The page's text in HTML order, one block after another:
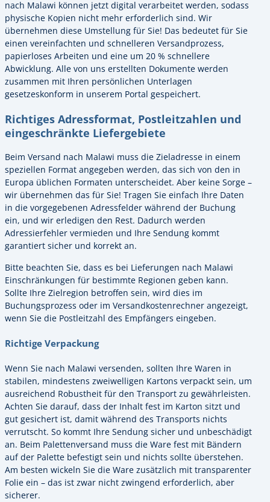
nach Malawi können jetzt digital verarbeitet werden, sodass
physische Kopien nicht mehr erforderlich sind. Wir
übernehmen diese Umstellung für Sie! Das bedeutet für Sie
einen vereinfachten und schnelleren Versandprozess,
papierloses Arbeiten und eine um 20 % schnellere
Abwicklung. Alle von uns erstellten Dokumente werden
zusammen mit Ihren persönlichen Unterlagen
gesetzeskonform in unserem Portal gespeichert.
Richtiges Adressformat, Postleitzahlen und
eingeschränkte Liefergebiete
Beim Versand nach Malawi muss die Zieladresse in einem
speziellen Format angegeben werden, das sich von den in
Europa üblichen Formaten unterscheidet. Aber keine Sorge –
wir übernehmen das für Sie! Tragen Sie einfach Ihre Daten
in die vorgegebenen Adressfelder während der Buchung
ein, und wir erledigen den Rest. Dadurch werden
Adressierfehler vermieden und Ihre Sendung kommt
garantiert sicher und korrekt an.
Bitte beachten Sie, dass es bei Lieferungen nach Malawi
Einschränkungen für bestimmte Regionen geben kann.
Sollte Ihre Zielregion betroffen sein, wird dies im
Buchungsprozess oder im Versandkostenrechner angezeigt,
wenn Sie die Postleitzahl des Empfängers eingeben.
Richtige Verpackung
Wenn Sie nach Malawi versenden, sollten Ihre Waren in
stabilen, mindestens zweiwelligen Kartons verpackt sein, um
ausreichend Robustheit für den Transport zu gewährleisten.
Achten Sie darauf, dass der Inhalt fest im Karton sitzt und
gut gesichert ist, damit während des Transports nichts
verrutscht. So kommt Ihre Sendung sicher und unbeschädigt
an. Beim Palettenversand muss die Ware fest mit Bändern
auf der Palette befestigt sein und nichts sollte überstehen.
Am besten wickeln Sie die Ware zusätzlich mit transparenter
Folie ein – das ist zwar nicht zwingend erforderlich, aber
sicherer.